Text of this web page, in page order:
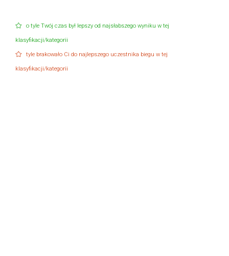
o tyle Twój czas był lepszy od najsłabszego wyniku w tej
klasyfikacji/kategorii
tyle brakowało Ci do najlepszego uczestnika biegu w tej
klasyfikacji/kategorii